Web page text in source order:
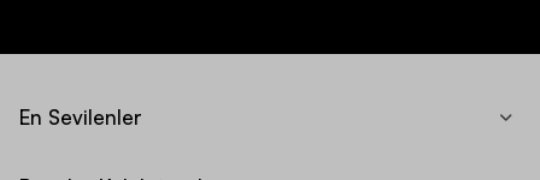
En Sevilenler